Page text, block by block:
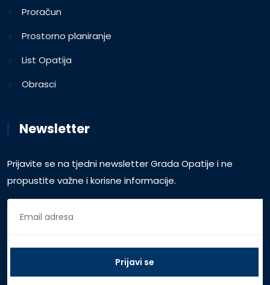
Proračun
Prostorno planiranje
List Opatija
Obrasci
Newsletter
Prijavite se na tjedni newsletter Grada Opatije i ne
propustite važne i korisne informacije.